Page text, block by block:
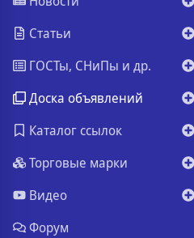
Статьи
ГОСТы, СНиПы и др.
Доска объявлений
Каталог ссылок
Торговые марки
Видео
Форум